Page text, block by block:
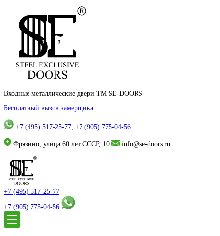
Входные металлические двери TM SE-DOORS
Бесплатный вызов замерщика
+7 (495) 517-25-77, +7 (905) 775-04-56
Фрязино, улица 60 лет СССР, 10 info@se-doors.ru
+7 (495) 517-25-77
+7 (905) 775-04-56